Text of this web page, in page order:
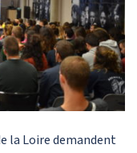
la Loire demandent